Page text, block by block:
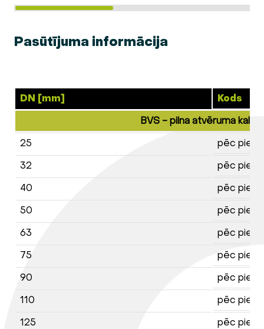
Pasūtījuma informācija
DN [mm] Kods
BVS - pilna atvēruma
25
pēc
32
pēc
40
pēc
50
pēc
63
pēc
75
pēc
90
pēc
110
pēc
125
pēc